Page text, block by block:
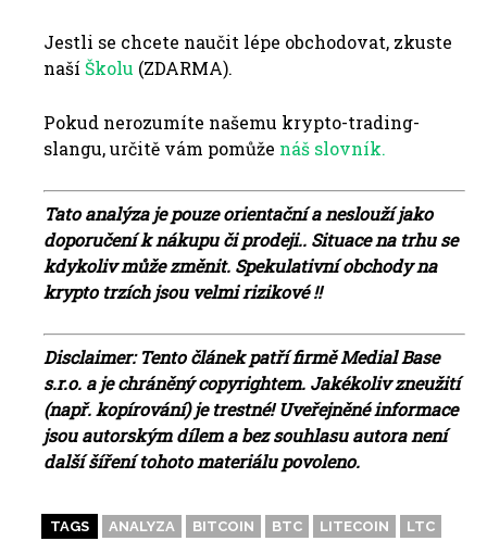
Jestli se chcete naučit lépe obchodovat, zkuste
naší Školu (ZDARMA).
Pokud nerozumíte našemu krypto-trading-
slangu, určitě vám pomůže náš slovník.
Tato analýza je pouze orientační a neslouží jako
doporučení k nákupu či prodeji.. Situace na trhu se
kdykoliv může změnit. Spekulativní obchody na
krypto trzích jsou velmi rizikové !!
Disclaimer: Tento článek patří firmě Medial Base
s.r.o. a je chráněný copyrightem. Jakékoliv zneužití
(např. kopírování) je trestné! Uveřejněné informace
jsou autorským dílem a bez souhlasu autora není
další šíření tohoto materiálu povoleno.
TAGS ANALYZA BITCOIN BTC LITECOIN
LTC